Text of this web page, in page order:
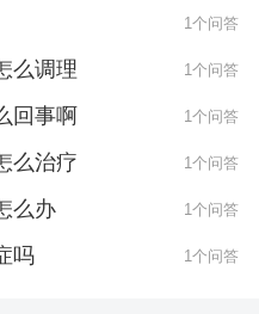
1个问答
么调理 1个问答
回事啊 1个问答
么治疗 1个问答
么办 1个问答
吗 1个问答